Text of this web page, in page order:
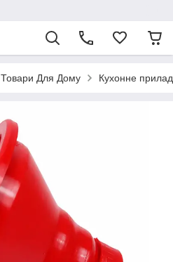
Товари Для Дому Кухонне